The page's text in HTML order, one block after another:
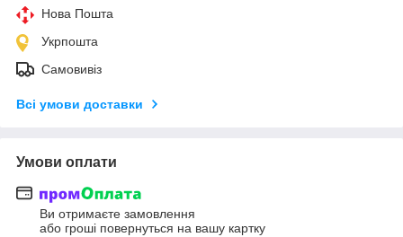
Нова Пошта
Укрпошта
Самовивіз
Всі умови доставки
Умови оплати
Ви отримаєте замовлення
або гроші повернуться на вашу картку